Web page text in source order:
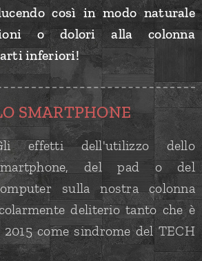
così in modo naturale
o dolori alla colonna
arti inferiori!
SMARTPHONE
effetti dell'utilizzo dello
del pad o del
sulla nostra colonna
deliterio tanto che è
come sindrome del TECH